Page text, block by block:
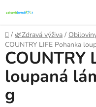
na
obsah
Domů
/ 🌿Zdravá výživa /
COUNTRY LIFE Pohanka
COUNTRY
loupaná
g